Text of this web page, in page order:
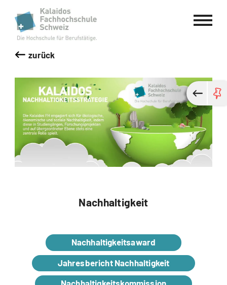
Kalaidos Fachhochschule Schweiz
zurück
Nachhaltigkeit
Nachhaltigkeitsaward
Jahresbericht Nachhaltigkeit